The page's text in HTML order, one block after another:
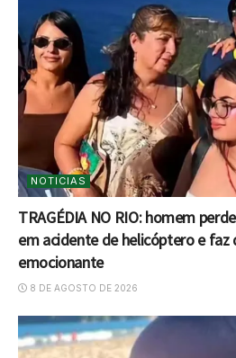
NOTICIAS
TRAGÉDIA NO RIO: homem
em acidente de helicóptero e faz
emocionante
8 DE AGOSTO DE 2026